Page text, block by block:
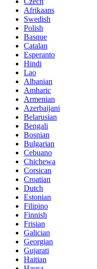
Afrikaans
Swedish
Polish
Basque
Catalan
Esperanto
Hindi
Lao
Albanian
Amharic
Armenian
Azerbaijani
Belarusian
Bengali
Bosnian
Bulgarian
Cebuano
Chichewa
Corsican
Croatian
Dutch
Estonian
Filipino
Finnish
Frisian
Galician
Georgian
Gujarati
Haitian